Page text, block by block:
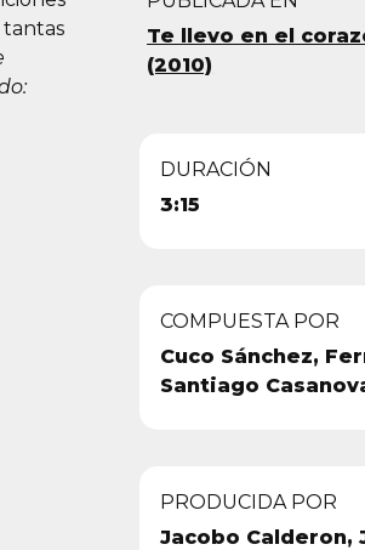
tantas
Te llevo en el
(2010)
DURACIÓN
3:15
COMPUESTA POR
Cuco Sánchez,
Santiago
PRODUCIDA POR
Jacobo Calderon,